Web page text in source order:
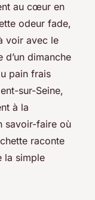
au cœur en
odeur fade,
voir avec le
dimanche
pain frais
sur-Seine,
à la
savoir-faire où
raconte
la simple